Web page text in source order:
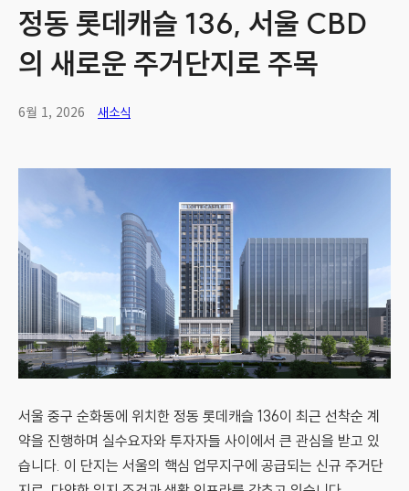
정동 롯데캐슬 136, 서울 CBD
의 새로운 주거단지로 주목
6월 1, 2026 새소식
서울 중구 순화동에 위치한 정동 롯데캐슬 136이 최근 선착순 계
약을 진행하며 실수요자와 투자자들 사이에서 큰 관심을 받고 있
습니다. 이 단지는 서울의 핵심 업무지구에 공급되는 신규 주거단